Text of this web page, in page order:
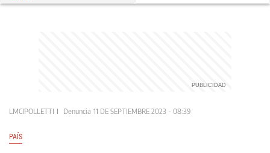
LMCIPOLLETTI Denuncia 11 DE SEPTIEMBRE 2023 - 08:39
PAÍS